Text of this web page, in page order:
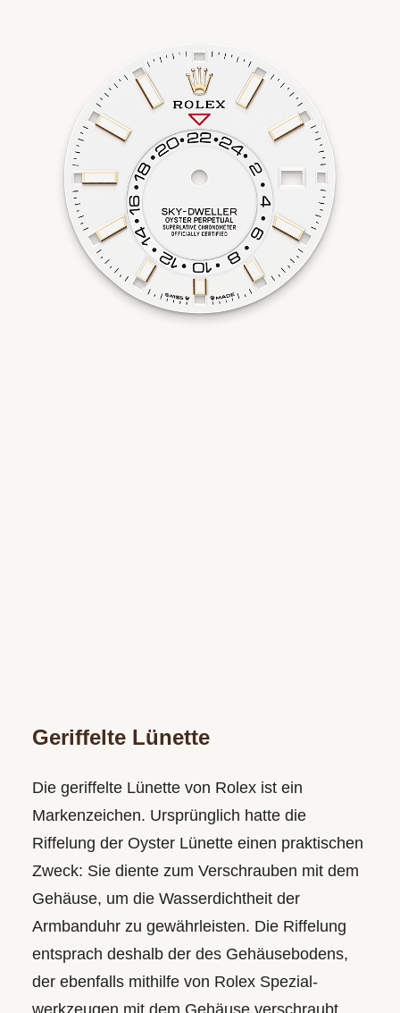
Geriffelte Lünette
Die geriffelte Lünette von Rolex ist ein
Markenzeichen. Ursprünglich hatte die
Riffelung der Oyster Lünette einen praktischen
Zweck: Sie diente zum Verschrauben mit dem
Gehäuse­, um die Wasserdichtheit der
Armbanduhr zu gewährleisten. Die Riffelung
entsprach deshalb der des Gehäuse­bodens,
der ebenfalls mithilfe von Rolex Spezial­